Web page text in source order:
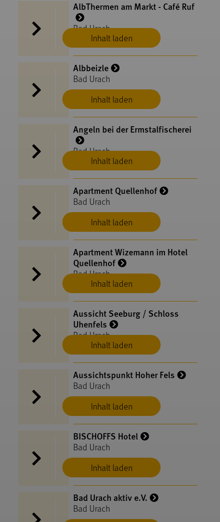
Inhalt laden
AlbThermen am Markt - Café Ruf
Bad Urach
Inhalt laden
Albbeizle
Bad Urach
Inhalt laden
Angeln bei der Ermstalfischerei
Bad Urach
Inhalt laden
Apartment Quellenhof
Bad Urach
Inhalt laden
Apartment Wizemann im Hotel
Quellenhof
Bad Urach
Inhalt laden
Aussicht Seeburg / Schloss
Uhenfels
Bad Urach
Inhalt laden
Aussichtspunkt Hoher Fels
Bad Urach
Inhalt laden
BISCHOFFS Hotel
Bad Urach
Bad Urach aktiv e.V.
Bad Urach